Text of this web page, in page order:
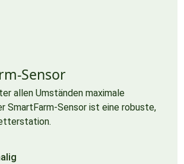
Sensor
allen Umständen maximale
SmartFarm-Sensor ist eine robuste,